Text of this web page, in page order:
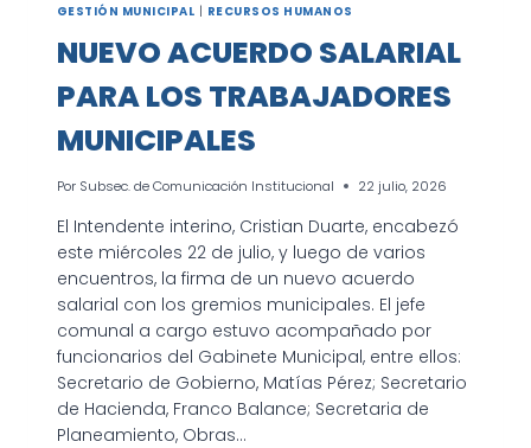
GESTIÓN MUNICIPAL | RECURSOS HUMANOS
NUEVO ACUERDO SALARIAL
PARA LOS TRABAJADORES
MUNICIPALES
Por Subsec. de Comunicación Institucional 22 julio, 2026
El Intendente interino, Cristian Duarte, encabezó
este miércoles 22 de julio, y luego de varios
encuentros, la firma de un nuevo acuerdo
salarial con los gremios municipales. El jefe
comunal a cargo estuvo acompañado por
funcionarios del Gabinete Municipal, entre ellos:
Secretario de Gobierno, Matías Pérez; Secretario
de Hacienda, Franco Balance; Secretaria de
Planeamiento, Obras…